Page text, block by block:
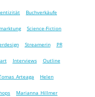
Buchverkäufe
Science-Fiction
Streamerin PR
Interviews Outline
Arteaga Helen
Marianna Hillmer